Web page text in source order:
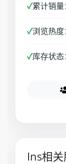
✓累计销
✓浏览热
✓库存状
Ins相